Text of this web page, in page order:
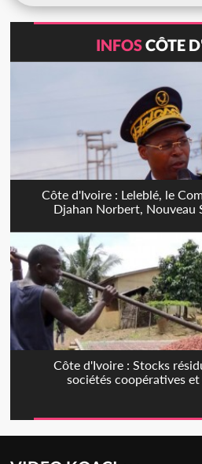
INFOSCÔTE
Côte d'Ivoire : Leleblé, le
Djahan Norbert, Nouveau
Côte d'Ivoire : Stocks
sociétés coopératives